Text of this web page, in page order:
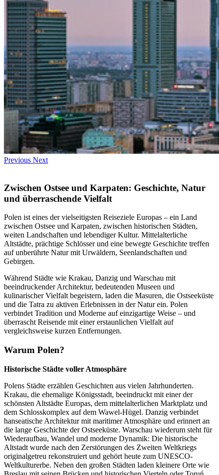
Previous Next
Zwischen Ostsee und Karpaten: Geschichte, Natur
und überraschende Vielfalt
Polen ist eines der vielseitigsten Reiseziele Europas – ein Land
zwischen Ostsee und Karpaten, zwischen historischen Städten,
weiten Landschaften und lebendiger Kultur. Mittelalterliche
Altstädte, prächtige Schlösser und eine bewegte Geschichte treffen
auf unberührte Natur mit Urwäldern, Seenlandschaften und
Gebirgen.
Während Städte wie Krakau, Danzig und Warschau mit
beeindruckender Architektur, bedeutenden Museen und
kulinarischer Vielfalt begeistern, laden die Masuren, die Ostseeküste
und die Tatra zu aktiven Erlebnissen in der Natur ein. Polen
verbindet Tradition und Moderne auf einzigartige Weise – und
überrascht Reisende mit einer erstaunlichen Vielfalt auf
vergleichsweise kurzen Entfernungen.
Warum Polen?
Historische Städte voller Atmosphäre
Polens Städte erzählen Geschichten aus vielen Jahrhunderten.
Krakau, die ehemalige Königsstadt, beeindruckt mit einer der
schönsten Altstädte Europas, dem mittelalterlichen Marktplatz und
dem Schlosskomplex auf dem Wawel-Hügel. Danzig verbindet
hanseatische Architektur mit maritimer Atmosphäre und erinnert an
die lange Geschichte der Ostseeküste. Warschau wiederum steht für
Wiederaufbau, Wandel und moderne Dynamik: Die historische
Altstadt wurde nach den Zerstörungen des Zweiten Weltkriegs
originalgetreu rekonstruiert und gehört heute zum UNESCO-
Weltkulturerbe. Neben den großen Städten laden kleinere Orte wie